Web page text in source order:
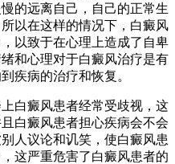
的远离自己，自己的正常生
以在这样的情况下，白癜风
以致于在心理上造成了自卑
和心理对于白癜风治疗是有
疾病的治疗和恢复。
癜风患者经常受歧视，这
白癜风患者担心疾病会不会
人议论和讥笑，使白癜风患
这严重危害了白癜风患者的